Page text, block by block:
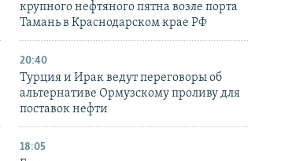
крупного нефтяного пятна возле порта
Тамань в Краснодарском крае РФ
20:40
Турция и Ирак ведут переговоры об
альтернативе Ормузскому проливу для
поставок нефти
18:05